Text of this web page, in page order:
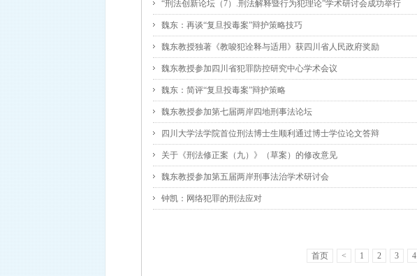
“刑法创新论坛（7）.刑法解释暨行为犯理论”学术研讨会成功举行
魏东：再谈“复旦投毒案”辩护策略技巧
魏东教授独著《教唆犯诠释与适用》获四川省人民政府奖励
魏东教授参加四川省犯罪防控研究中心学术会议
魏东：简评“复旦投毒案”辩护策略
魏东教授参加第七届两岸四地刑事法论坛
四川大学法学院首位刑法博士生顺利通过博士学位论文答辩
关于《刑法修正案（九）》（草案）的修改意见
魏东教授参加第五届两岸刑事法治学术研讨会
钟凯：网络犯罪的刑法应对
首页 < 1 2 3 4